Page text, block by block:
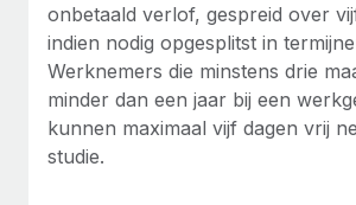
onbetaald verlof, gespreid over
indien nodig opgesplitst in
Werknemers die minstens drie
minder dan een jaar bij een
kunnen maximaal vijf dagen vrij
studie.